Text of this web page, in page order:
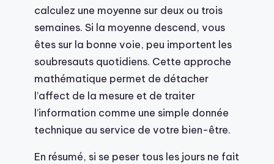
calculez une moyenne sur deux ou trois
semaines. Si la moyenne descend, vous
êtes sur la bonne voie, peu importent les
soubresauts quotidiens. Cette approche
mathématique permet de détacher
l’affect de la mesure et de traiter
l’information comme une simple donnée
technique au service de votre bien-être.
En résumé, si se peser tous les jours ne fait